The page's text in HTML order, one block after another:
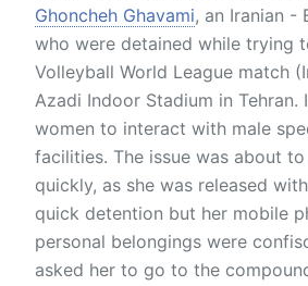
Ghoncheh Ghavami, an Iranian -
who were detained while trying
Volleyball World League match
Azadi Indoor Stadium in
women to interact with male
facilities. The issue was about
quickly, as she was released
quick detention but her mobile
personal belongings were
asked her to go to the